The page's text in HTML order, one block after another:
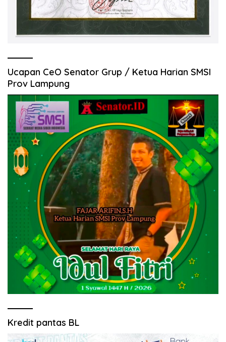
Ucapan CeO Senator Grup / Ketua Harian SMSI
Prov Lampung
Kredit pantas BL